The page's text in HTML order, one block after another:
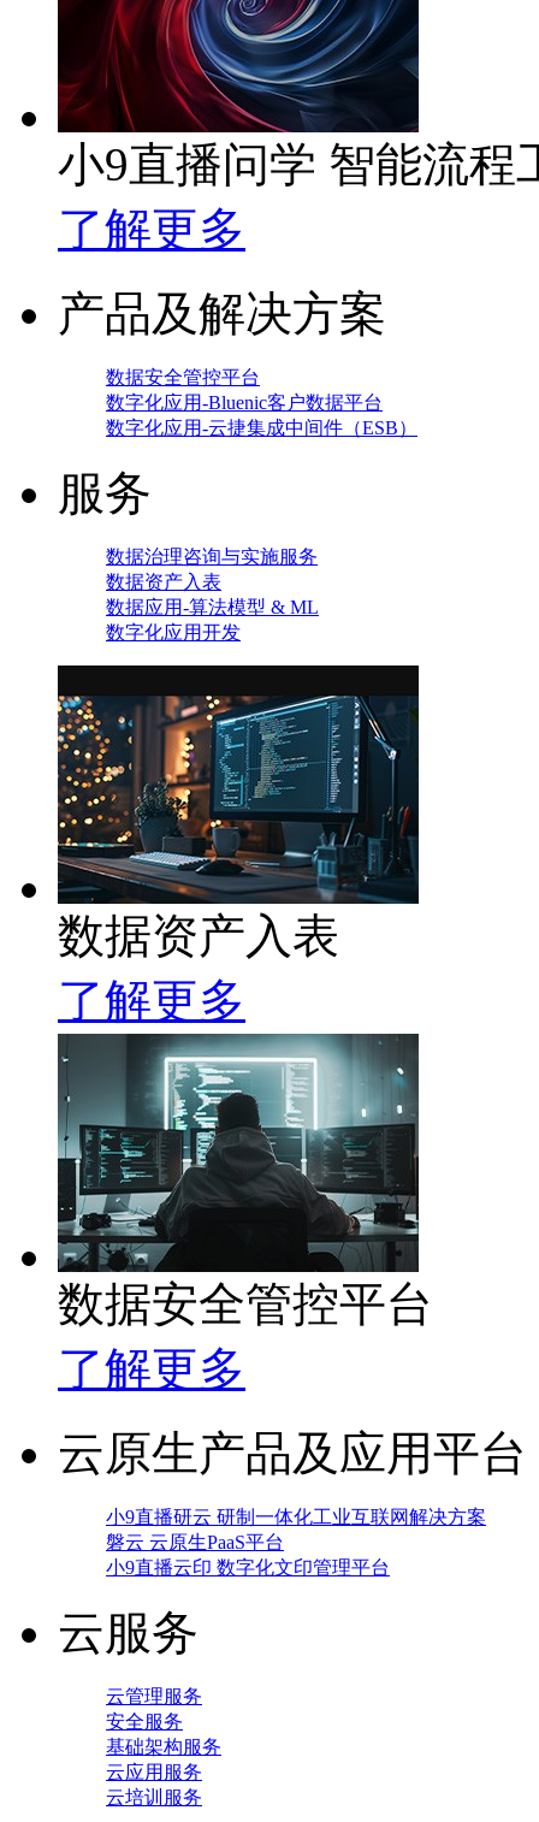
小9直播问学 智能流程
了解更多
产品及解决方案
数据安全管控平台
数字化应用-Bluenic客户数据平台
数字化应用-云捷集成中间件（ESB）
服务
数据治理咨询与实施服务
数据资产入表
数据应用-算法模型 & ML
数字化应用开发
数据资产入表
了解更多
数据安全管控平台
了解更多
云原生产品及应用平台
小9直播研云 研制一体化工业互联网解决方案
磐云 云原生PaaS平台
小9直播云印 数字化文印管理平台
云服务
云管理服务
安全服务
基础架构服务
云应用服务
云培训服务